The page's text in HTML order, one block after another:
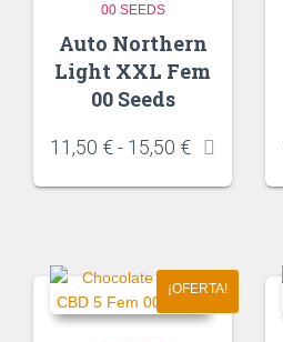
00 SEEDS
Auto Northern
Light XXL Fem
00 Seeds
11,50 €- 15,50 €
¡OFERTA!